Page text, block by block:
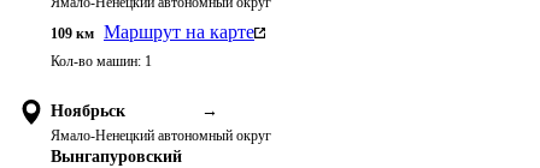
109 км Маршрут на карте
Кол-во машин: 1
Ноябрьск →
Ямало-Ненецкий автономный округ
Вынгапуровский